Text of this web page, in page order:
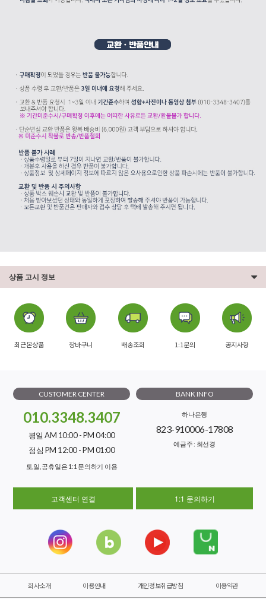
상품 고시 정보
최근본상품 장바구니 배송조회 1:1문의 공지사항
CUSTOMER CENTER
010.3348.3407
평일 AM 10:00 - PM 04:00
점심 PM 12:00 - PM 01:00
토,일, 공휴일은 1:1 문의하기 이용
BANK INFO
하나은행
823-910006-17808
예금주 : 최선경
고객센터 연결 1:1 문의하기
회사소개 이용안내 개인정보취급방침 이용약관